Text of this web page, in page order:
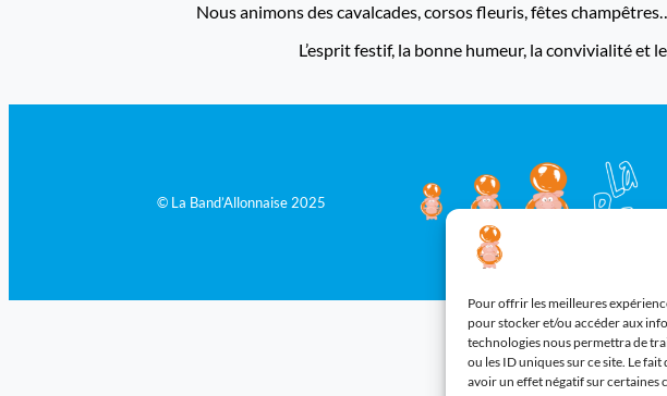
Pour offrir les meilleures
pour stocker et/ou accéder aux
technologies nous permettra de
ou les ID uniques sur ce site. Le
avoir un effet négatif sur certaines
Nous animons des cavalcades, corsos fleuris, fêtes
L’esprit festif, la bonne humeur, la convivialité et
© La Band’Allonnaise 2025